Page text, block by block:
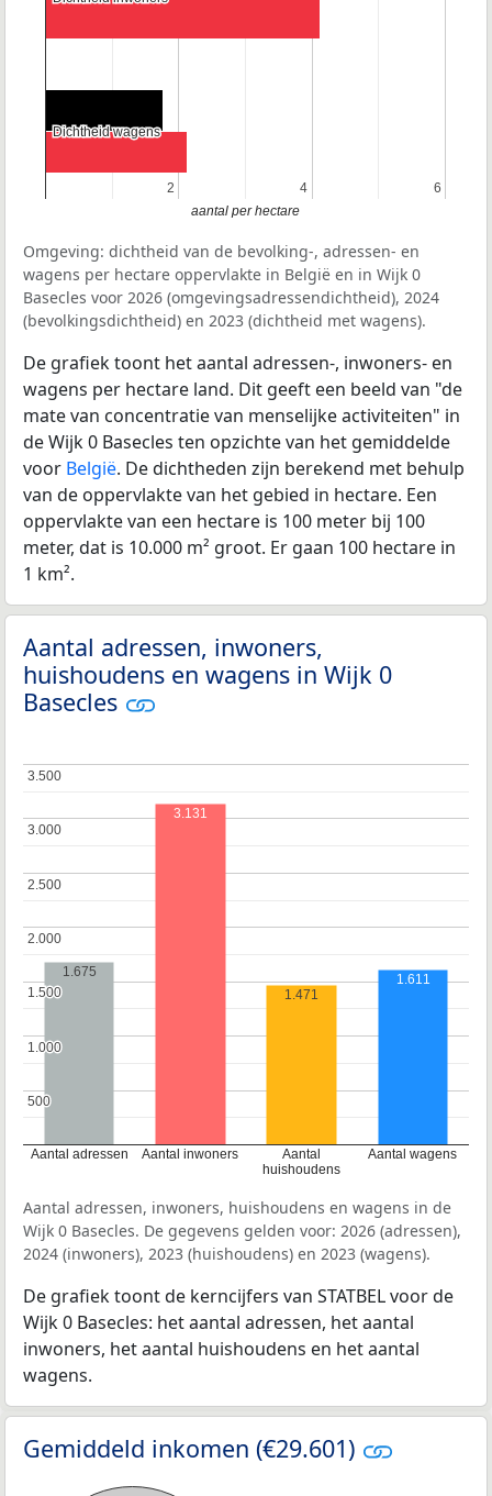
2
2 4
4 6
6
Dichtheid wagens
Dichtheid wagens
aantal per hectare
Omgeving: dichtheid van de bevolking-, adressen- en
wagens per hectare oppervlakte in België en in Wijk 0
Basecles voor 2026 (omgevingsadressendichtheid), 2024
(bevolkingsdichtheid) en 2023 (dichtheid met wagens).
De grafiek toont het aantal adressen-, inwoners- en
wagens per hectare land. Dit geeft een beeld van "de
mate van concentratie van menselijke activiteiten" in
de Wijk 0 Basecles ten opzichte van het gemiddelde
voor België. De dichtheden zijn berekend met behulp
van de oppervlakte van het gebied in hectare. Een
oppervlakte van een hectare is 100 meter bij 100
meter, dat is 10.000 m² groot. Er gaan 100 hectare in
1 km².
Aantal adressen, inwoners,
huishoudens en wagens in Wijk 0
Basecles
Aantal adressen Aantal inwoners
Aantal
huishoudens
Aantal wagens
500
500
1.000
1.000
1.500
1.500
2.000
2.000
2.500
2.500
3.000
3.000
3.500
3.500
1.675
3.131
1.471
1.611
Aantal adressen, inwoners, huishoudens en wagens in de
Wijk 0 Basecles. De gegevens gelden voor: 2026 (adressen),
2024 (inwoners), 2023 (huishoudens) en 2023 (wagens).
De grafiek toont de kerncijfers van STATBEL voor de
Wijk 0 Basecles: het aantal adressen, het aantal
inwoners, het aantal huishoudens en het aantal
wagens.
Gemiddeld inkomen (€29.601)